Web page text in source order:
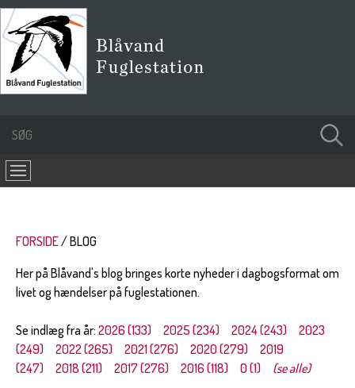
FORSIDE
BLOG
Her på Blåvand's blog bringes korte nyheder i dagbogsformat om
livet og hændelser på fuglestationen.
Se indlæg fra år: 2026 (133) 2025 (234) 2024 (243)
2023
(249)
2022 (265) 2021 (276) 2020 (279)
2019
(247)
2018 (211) 2017 (276) 2016 (118) 0 (1) (se alle)